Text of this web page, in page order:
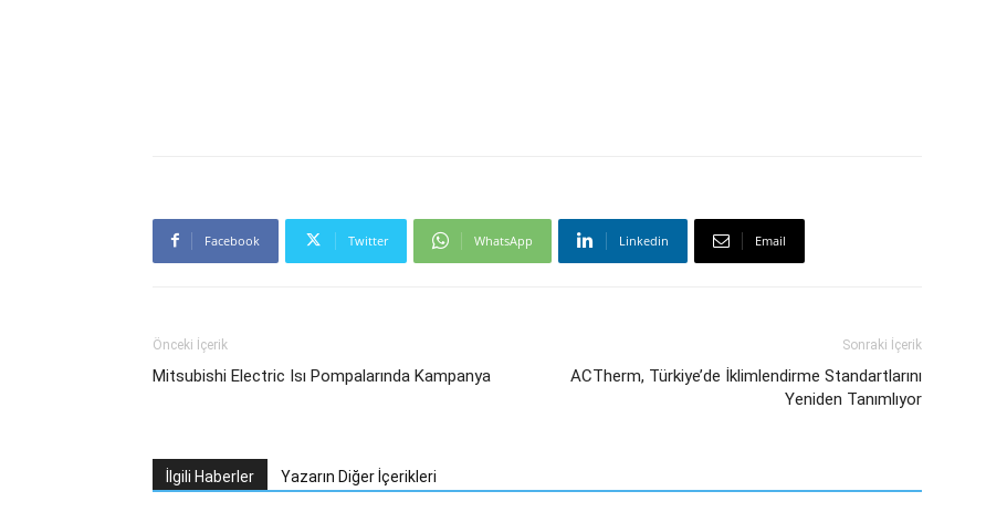
Facebook Twitter WhatsApp Linkedin Email
Önceki İçerik
Mitsubishi Electric Isı Pompalarında Kampanya
Sonraki İçerik
ACTherm, Türkiye’de İklimlendirme Standartlarını
Yeniden Tanımlıyor
İlgili Haberler Yazarın Diğer İçerikleri